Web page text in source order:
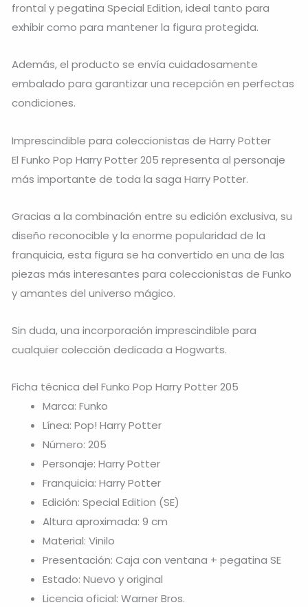
frontal y pegatina Special Edition, ideal tanto para
exhibir como para mantener la figura protegida.
Además, el producto se envía cuidadosamente
embalado para garantizar una recepción en perfectas
condiciones.
Imprescindible para coleccionistas de Harry Potter
El Funko Pop Harry Potter 205 representa al personaje
más importante de toda la saga Harry Potter.
Gracias a la combinación entre su edición exclusiva, su
diseño reconocible y la enorme popularidad de la
franquicia, esta figura se ha convertido en una de las
piezas más interesantes para coleccionistas de Funko
y amantes del universo mágico.
Sin duda, una incorporación imprescindible para
cualquier colección dedicada a Hogwarts.
Ficha técnica del Funko Pop Harry Potter 205
Marca: Funko
Línea: Pop! Harry Potter
Número: 205
Personaje: Harry Potter
Franquicia: Harry Potter
Edición: Special Edition (SE)
Altura aproximada: 9 cm
Material: Vinilo
Presentación: Caja con ventana + pegatina SE
Estado: Nuevo y original
Licencia oficial: Warner Bros.